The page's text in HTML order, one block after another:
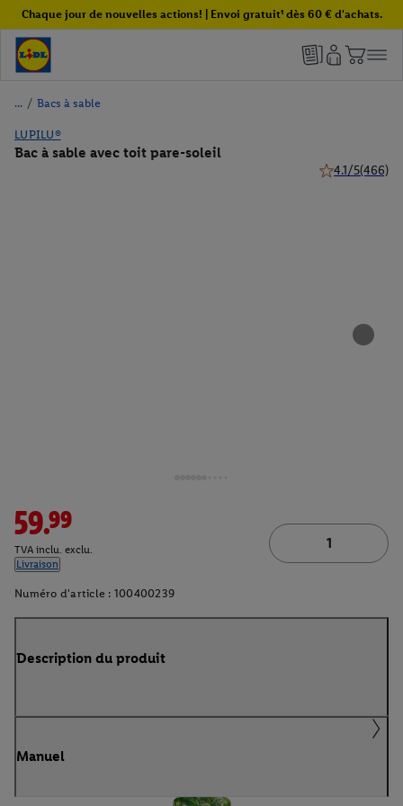
Chaque jour de nouvelles actions! | Envoi gratuit¹ dès 60 € d'achats.
/ Bacs à sable
LUPILU®
Bac à sable avec toit pare-soleil
4.1/5(466)
59.99
TVA inclu. exclu.
Livraison
Numéro d'article : 100400239
Description du produit
Manuel